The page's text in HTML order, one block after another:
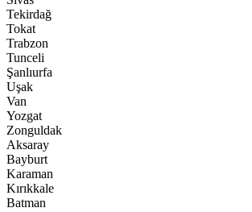
Tekirdağ
Tokat
Trabzon
Tunceli
Şanlıurfa
Uşak
Van
Yozgat
Zonguldak
Aksaray
Bayburt
Karaman
Kırıkkale
Batman